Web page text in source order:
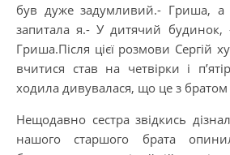
був дуже задумливий.- Гриша, а
запитала я.- У дитячий будинок,
Гриша.Після цієї розмови Сергій
вчитися став на четвірки і
ходила дивувалася, що це з братом
Нещодавно сестра звідкись
нашого старшого брата